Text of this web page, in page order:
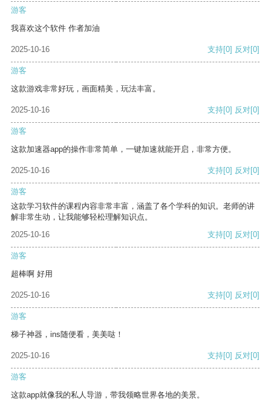
游客
我喜欢这个软件 作者加油
2025-10-16 支持[0] 反对[0]
游客
这款游戏非常好玩，画面精美，玩法丰富。
2025-10-16 支持[0] 反对[0]
游客
这款加速器app的操作非常简单，一键加速就能开启，非常方便。
2025-10-16 支持[0] 反对[0]
游客
这款学习软件的课程内容非常丰富，涵盖了各个学科的知识。老师的讲
解非常生动，让我能够轻松理解知识点。
2025-10-16
支持[0] 反对[0]
游客
超棒啊 好用
2025-10-16 支持[0] 反对[0]
游客
梯子神器，ins随便看，美美哒！
2025-10-16 支持[0] 反对[0]
游客
这款app就像我的私人导游，带我领略世界各地的美景。